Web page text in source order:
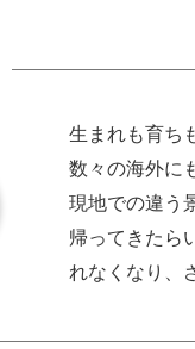
生まれも育ち
数々の海外に
現地での違う
帰ってきたら
れなくなり、